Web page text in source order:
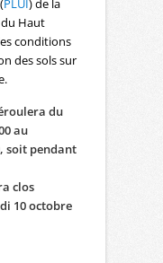
PLUI) de la
Haut
conditions
des sols sur
du
au
soit pendant
clos
10 octobre